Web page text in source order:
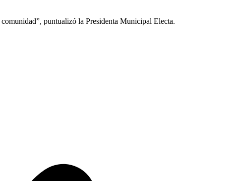
puntualizó la Presidenta Municipal Electa.